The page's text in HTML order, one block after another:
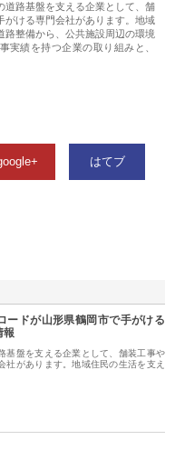
道路基盤を支える企業として、舗
がける専門会社があります。地域
路整備から、公共施設周辺の環境
実績を持つ企業の取り組みと、
はてブ
ードが山形県鶴岡市で手がける
報
基盤を支える企業として、舗装工事や
社があります。地域住民の生活を支え